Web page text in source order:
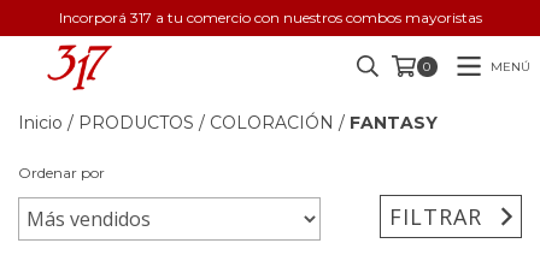
Incorporá 317 a tu comercio con nuestros combos mayoristas
0 MENÚ
Inicio / PRODUCTOS / COLORACIÓN / FANTASY
Ordenar por
FILTRAR